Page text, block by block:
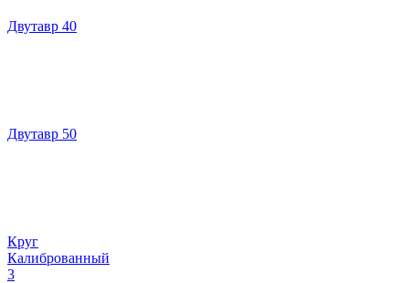
Двутавр 40
Двутавр 50
Круг
Калиброванный
3